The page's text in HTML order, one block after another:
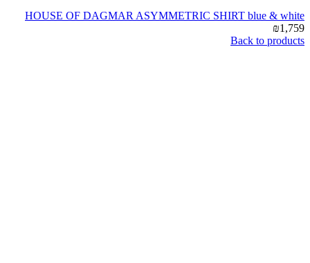
HOUSE OF DAGMAR ASYMMETRIC SHIRT blue & white
₪1,759
Back to products